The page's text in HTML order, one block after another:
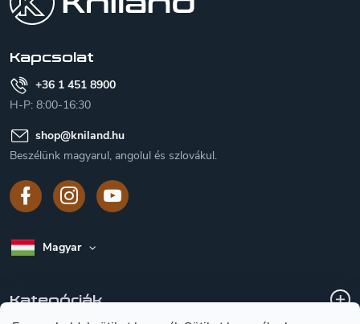
Kapcsolat
+36 1 451 8900
H-P: 8:00-16:30
shop@kniland.hu
Beszélünk magyarul, angolul és szlovákul.
Magyar
Kategóriák